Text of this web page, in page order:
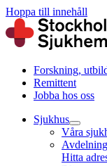
Hoppa till innehåll
Forskning,
Remittent
Jobba hos oss
Sjukhus
Våra
Hitta